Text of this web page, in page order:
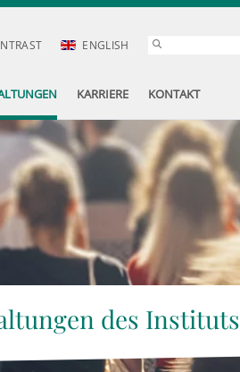
ENGLISH
KARRIERE KONTAKT
des Instituts